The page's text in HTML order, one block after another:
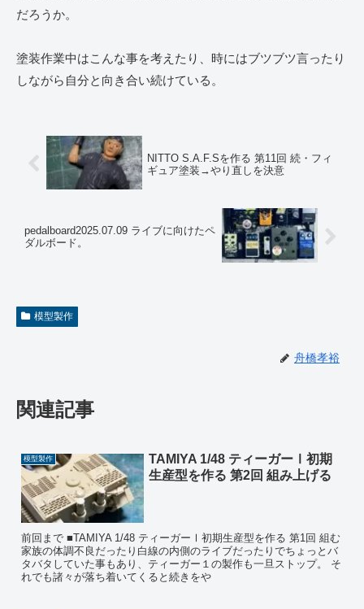
だろうか。
塗装作業中はこんな事を考えたり、時にはブツブツ言ったり
しながら自分と向き合い続けている。
NITTO S.A.F.Sを作る 第11回 続・フィ
ギュア塗装→やり直しを決意
pedalboard2025.07.09 ライブに向けたペ
ダルボード。
模型製作
舟橋孝裕
関連記事
模型製作
TAMIYA 1/48 ティーガーⅠ初期
生産型を作る 第2回 組み上げる
前回まで ■TAMIYA 1/48 ティーガーⅠ初期生産型を作る 第1回 組む
家族の体調不良だったり白線の内側のライブだったりでちょっとバ
タバタしていた事もあり、ティーガー１の製作も一旦ストップ。 そ
れでも諸々が落ち着いてくると続きをや